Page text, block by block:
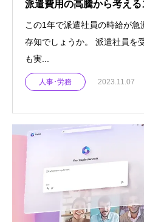
派遣費用の高騰から考え
この1年で派遣社員の時給が
存知でしょうか。 派遣社員を
も実...
人事･労務 2023.11.07